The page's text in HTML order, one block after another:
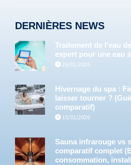
DERNIÈRES NEWS
Traitement de l’eau
expert pour une eau
26/01/2026
Hivernage du spa :
laisser tourner ?
comparatif)
15/01/2026
Sauna infrarouge vs
comparatif complet
consommation,